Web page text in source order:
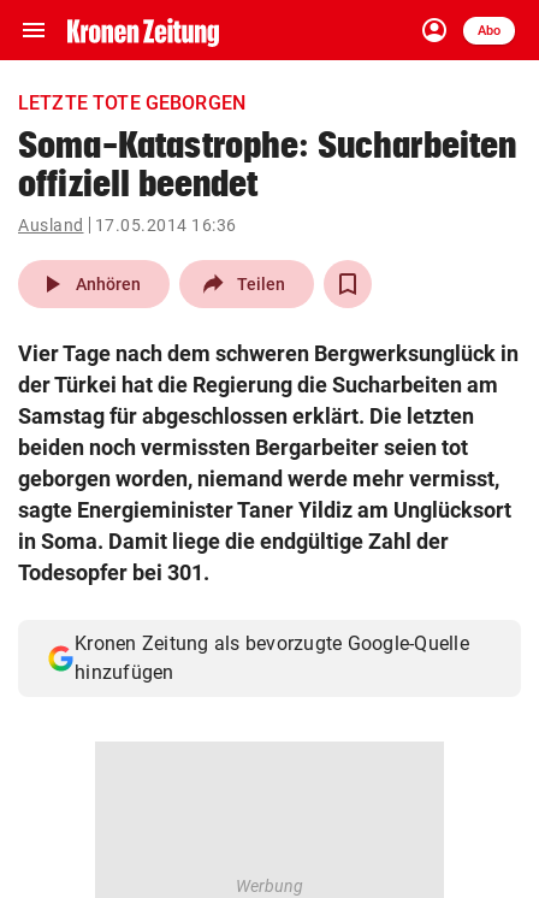
menu Navigation
ein-/ausklappen
account_circle
Anmelden
Abo
close Schließen
account_circle Anmelden
pin_drop
Wien arrow_right
search
Suchbegriff
eingeben
© Krone Multimedia GmbH & Co KG 2026
Muthgasse 2, 1190 Wien
LETZTE TOTE GEBORGEN
Soma-Katastrophe: Sucharbeiten
offiziell beendet
Ausland 17.05.2014 16:36
play_arrow Anhören Teilen
Vier Tage nach dem schweren Bergwerksunglück in
der Türkei hat die Regierung die Sucharbeiten am
Samstag für abgeschlossen erklärt. Die letzten
beiden noch vermissten Bergarbeiter seien tot
geborgen worden, niemand werde mehr vermisst,
sagte Energieminister Taner Yildiz am Unglücksort
in Soma. Damit liege die endgültige Zahl der
Todesopfer bei 301.
Kronen Zeitung als bevorzugte Google-Quelle
hinzufügen